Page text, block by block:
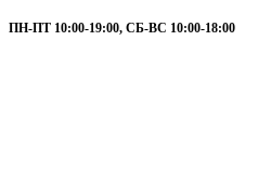
ПН-ПТ 10:00-19:00, СБ-ВС 10:00-18:00